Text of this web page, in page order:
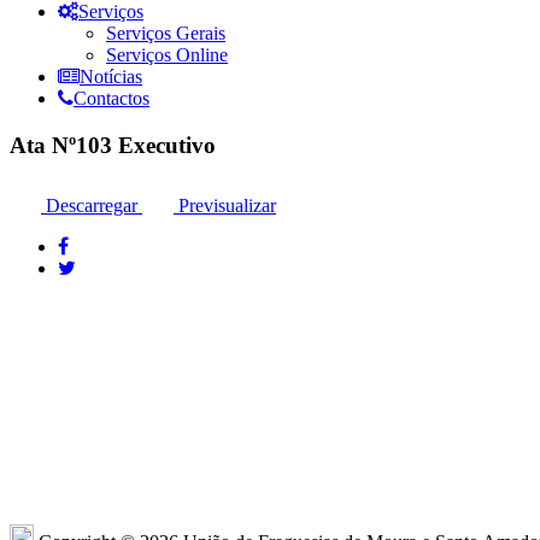
Serviços
Serviços Gerais
Serviços Online
Notícias
Contactos
Ata Nº103 Executivo
Descarregar Previsualizar